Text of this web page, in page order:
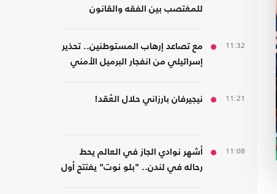
للمغتصب بين الفقه والقانون
11:32
مع تصاعد إرهاب المستوطنين.. تحذير
إسرائيلي من انفجار البرميل الأمني
11:21 نيجيرفان بارزاني حلال العُقد!
11:08
أشهر نوادي الجاز في العالم يحط
رحاله في لندن.. "بلو نوت" يفتتح أول